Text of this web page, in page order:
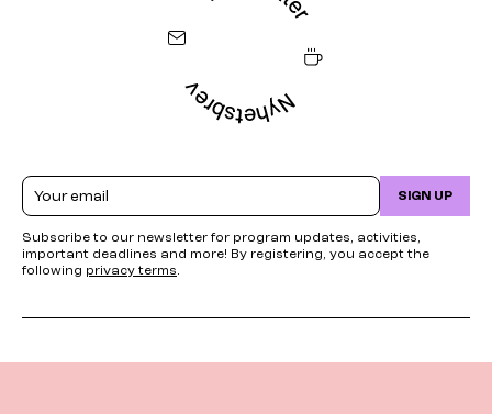
Email SIGN UP
Subscribe to our newsletter for program updates, activities,
important deadlines and more! By registering, you accept the
following privacy terms.